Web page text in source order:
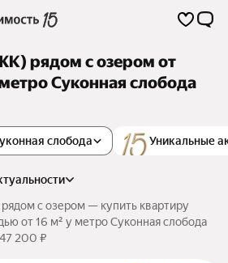
рядом с озером от
Суконная слобода
Уникальные
слобода
с озером — купить квартиру
от 16 м² у метро Суконная слобода
200 ₽